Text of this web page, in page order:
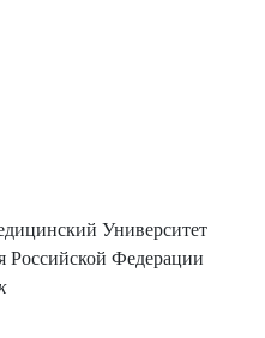
Университет
Российской Федерации